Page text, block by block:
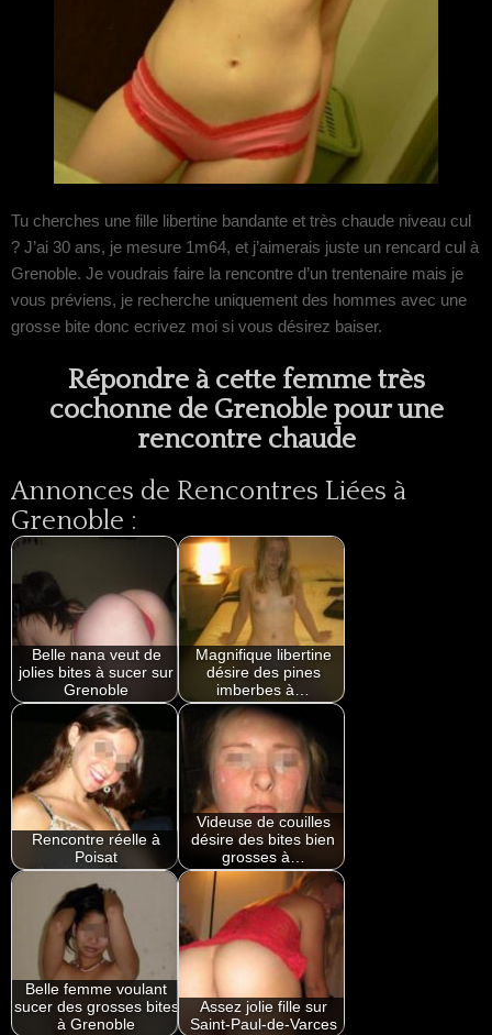
Tu cherches une fille libertine bandante et très chaude niveau cul
? J’ai 30 ans, je mesure 1m64, et j’aimerais juste un rencard cul à
Grenoble. Je voudrais faire la rencontre d’un trentenaire mais je
vous préviens, je recherche uniquement des hommes avec une
grosse bite donc ecrivez moi si vous désirez baiser.
Répondre à cette femme très
cochonne de Grenoble pour une
rencontre chaude
Annonces de Rencontres Liées à
Grenoble :
Belle nana veut de
jolies bites à sucer sur
Grenoble
Magnifique libertine
désire des pines
imberbes à…
Rencontre réelle à
Poisat
Videuse de couilles
désire des bites bien
grosses à…
Belle femme voulant
sucer des grosses bites
à Grenoble
Assez jolie fille sur
Saint-Paul-de-Varces